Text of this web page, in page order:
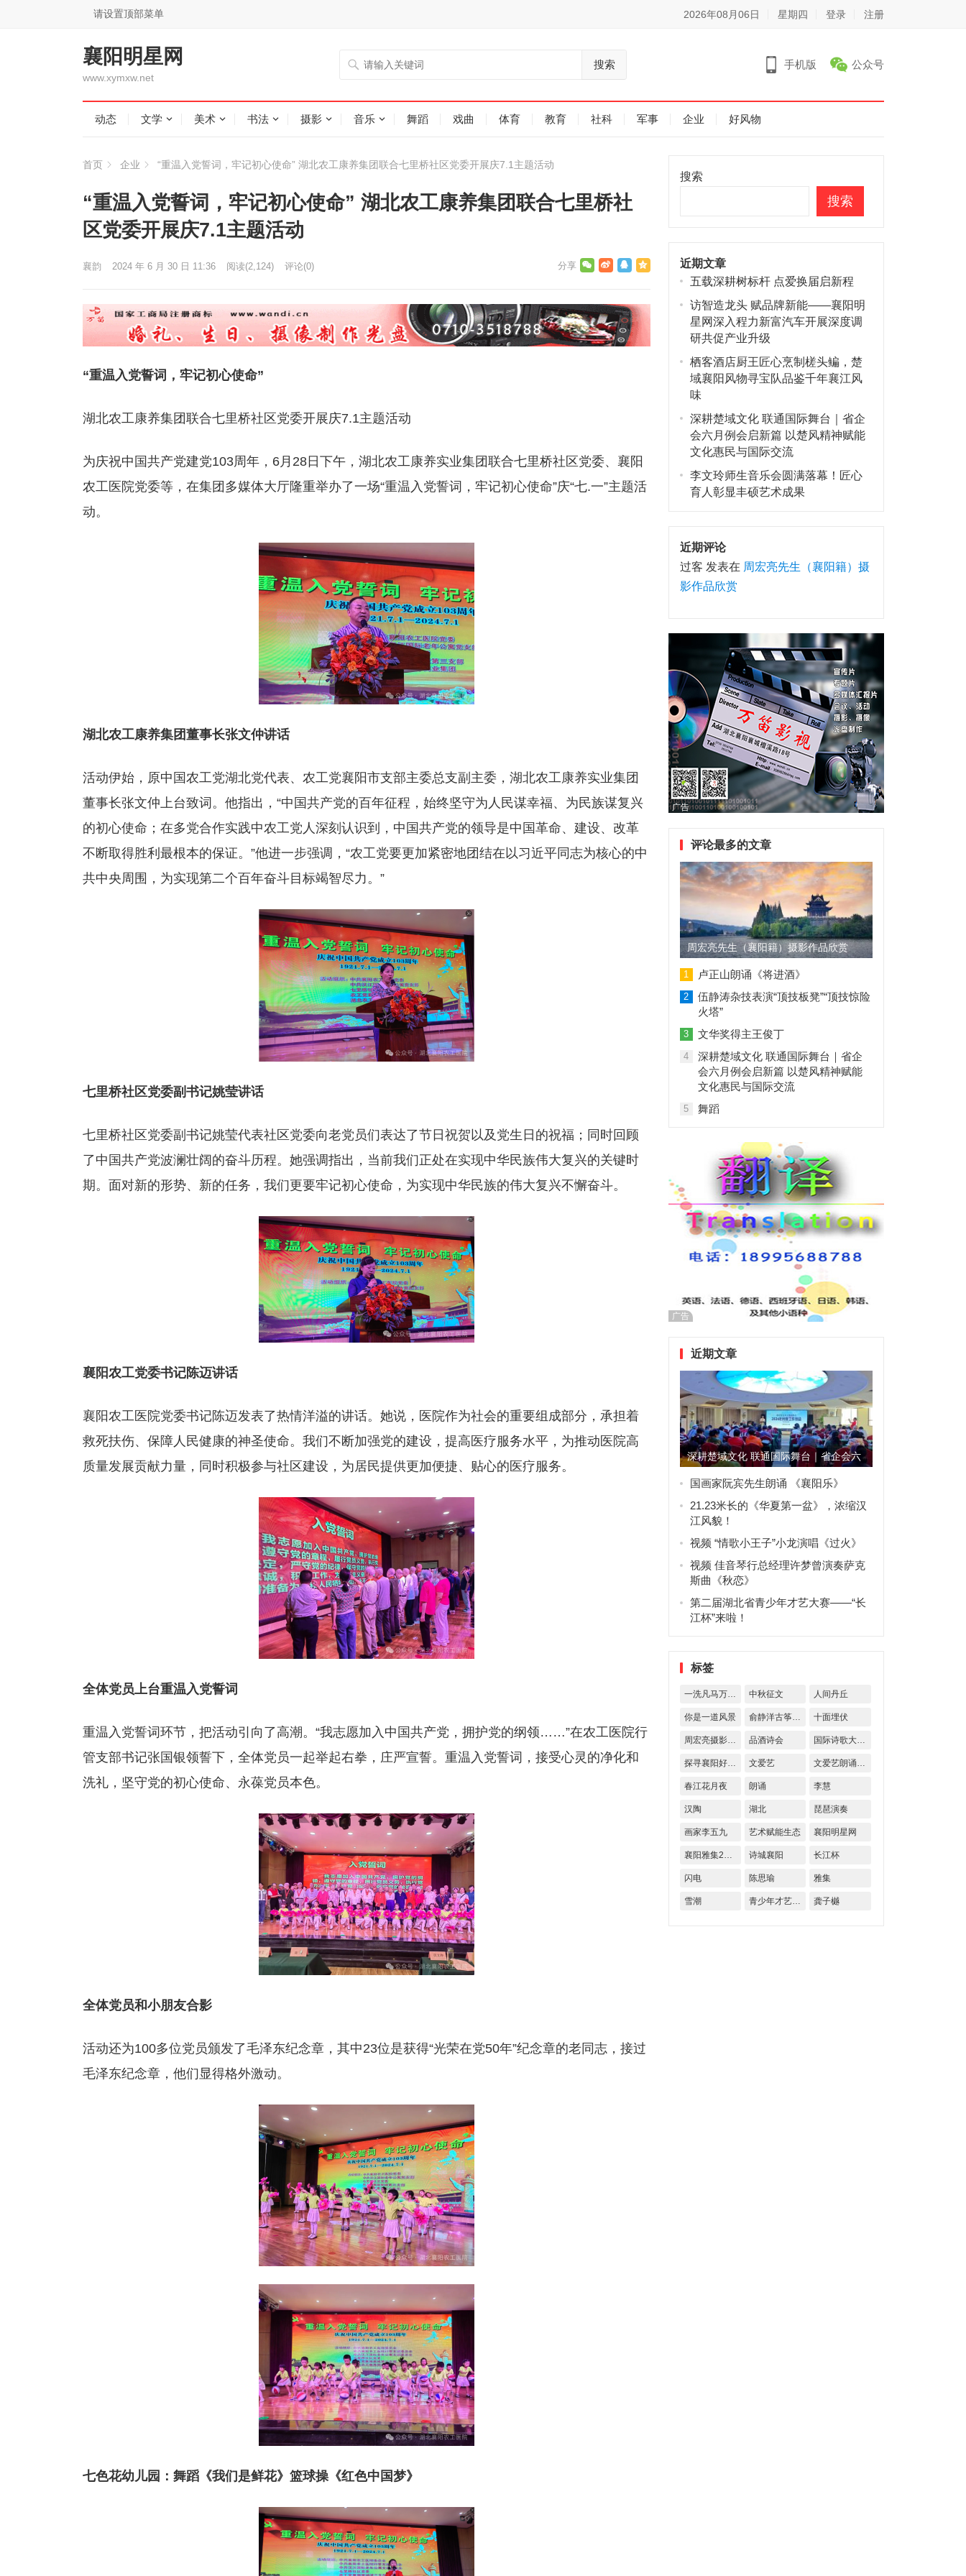
请设置顶部菜单 2026年08月06日 星期四 登录 注册
襄阳明星网
www.xymxw.net
搜索 手机版 公众号
动态 文学 美术 书法 摄影 音乐 舞蹈 戏曲 体育 教育 社科 军事 企业 好风物
首页 企业 “重温入党誓词，牢记初心使命” 湖北农工康养集团联合七里桥社区党委开展庆7.1主题活动
“重温入党誓词，牢记初心使命” 湖北农工康养集团联合七里桥社
区党委开展庆7.1主题活动
襄韵 2024 年 6 月 30 日 11:36 阅读(2,124) 评论(0)
“重温入党誓词，牢记初心使命”
湖北农工康养集团联合七里桥社区党委开展庆7.1主题活动
为庆祝中国共产党建党103周年，6月28日下午，湖北农工康养实业集团联合七里桥社区党委、襄阳
农工医院党委等，在集团多媒体大厅隆重举办了一场“重温入党誓词，牢记初心使命”庆“七.一”主题活
动。
湖北农工康养集团董事长张文仲讲话
活动伊始，原中国农工党湖北党代表、农工党襄阳市支部主委总支副主委，湖北农工康养实业集团
董事长张文仲上台致词。他指出，“中国共产党的百年征程，始终坚守为人民谋幸福、为民族谋复兴
的初心使命；在多党合作实践中农工党人深刻认识到，中国共产党的领导是中国革命、建设、改革
不断取得胜利最根本的保证。”他进一步强调，“农工党要更加紧密地团结在以习近平同志为核心的中
共中央周围，为实现第二个百年奋斗目标竭智尽力。”
七里桥社区党委副书记姚莹讲话
七里桥社区党委副书记姚莹代表社区党委向老党员们表达了节日祝贺以及党生日的祝福；同时回顾
了中国共产党波澜壮阔的奋斗历程。她强调指出，当前我们正处在实现中华民族伟大复兴的关键时
期。面对新的形势、新的任务，我们更要牢记初心使命，为实现中华民族的伟大复兴不懈奋斗。
襄阳农工党委书记陈迈讲话
襄阳农工医院党委书记陈迈发表了热情洋溢的讲话。她说，医院作为社会的重要组成部分，承担着
救死扶伤、保障人民健康的神圣使命。我们不断加强党的建设，提高医疗服务水平，为推动医院高
质量发展贡献力量，同时积极参与社区建设，为居民提供更加便捷、贴心的医疗服务。
全体党员上台重温入党誓词
重温入党誓词环节，把活动引向了高潮。“我志愿加入中国共产党，拥护党的纲领……”在农工医院行
管支部书记张国银领誓下，全体党员一起举起右拳，庄严宣誓。重温入党誓词，接受心灵的净化和
洗礼，坚守党的初心使命、永葆党员本色。
全体党员和小朋友合影
活动还为100多位党员颁发了毛泽东纪念章，其中23位是获得“光荣在党50年”纪念章的老同志，接过
毛泽东纪念章，他们显得格外激动。
七色花幼儿园： 舞蹈《我们是鲜花》 篮球操《红色中国梦》
搜索
搜索
近期文章
五载深耕树标杆 点爱换届启新程
访智造龙头 赋品牌新能——襄阳明
星网深入程力新富汽车开展深度调
研共促产业升级
栖客酒店厨王匠心烹制槎头鳊，楚
域襄阳风物寻宝队品鉴千年襄江风
味
深耕楚域文化 联通国际舞台｜省企
会六月例会启新篇 以楚风精神赋能
文化惠民与国际交流
李文玲师生音乐会圆满落幕！匠心
育人彰显丰硕艺术成果
近期评论
过客 发表在 周宏亮先生（襄阳籍）摄
影作品欣赏
广告
评论最多的文章
周宏亮先生（襄阳籍）摄影作品欣赏
1 卢正山朗诵《将进酒》
2
伍静涛杂技表演“顶技板凳”“顶技惊险
火塔”
3 文华奖得主王俊丁
4
深耕楚域文化 联通国际舞台｜省企
会六月例会启新篇 以楚风精神赋能
文化惠民与国际交流
5 舞蹈
广告
近期文章
深耕楚域文化 联通国际舞台｜省企会六
月例会启新篇 以楚风精神...
国画家阮宾先生朗诵 《襄阳乐》
21.23米长的《华夏第一盆》，浓缩汉
江风貌！
视频 “情歌小王子”小龙演唱《过火》
视频 佳音琴行总经理许梦曾演奏萨克
斯曲《秋恋》
第二届湖北省青少年才艺大赛——“长
江杯”来啦！
标签
一洗凡马万古空 中秋征文 人间丹丘
你是一道风景 俞静洋古筝艺术交流 十面埋伏
周宏亮摄影作品 品酒诗会 国际诗歌大奖赛
探寻襄阳好风物 文爱艺 文爱艺朗诵诗歌
春江花月夜 朗诵 李慧
汉陶 湖北 琵琶演奏
画家李五九 艺术赋能生态 襄阳明星网
襄阳雅集23期 诗城襄阳 长江杯
闪电 陈思瑜 雅集
雪潮 青少年才艺大赛 龚子樾